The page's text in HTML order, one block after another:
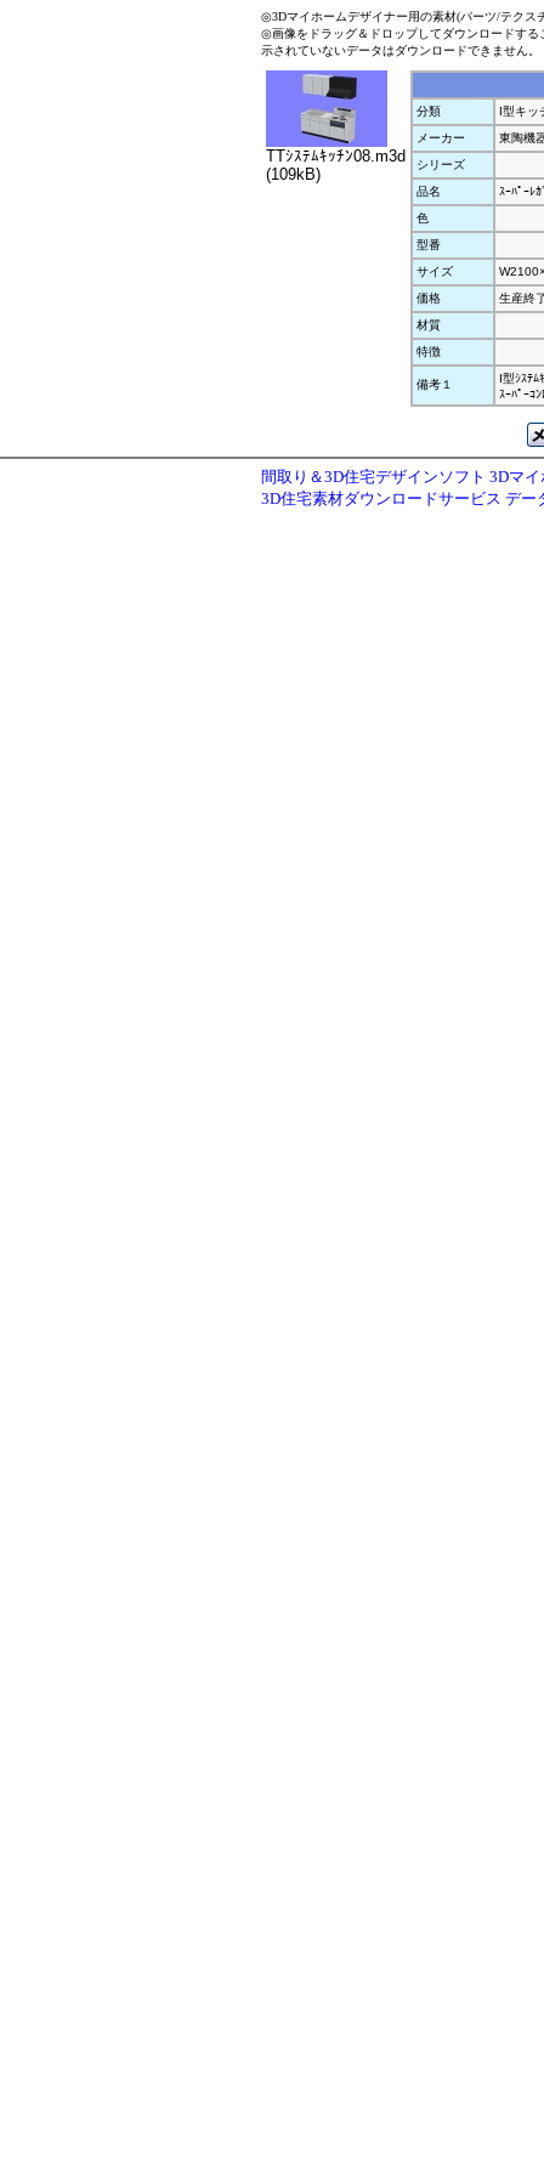
◎3Dマイホームデザイナー用の素材(パーツ/テクス
◎画像をドラッグ＆ドロップしてダウンロードす
示されていないデータはダウンロードできません。
TTｼｽﾃﾑｷｯﾁﾝ08.m3d
(109kB)
分類
I型キッ
メーカー
東陶機
シリーズ
品名
ｽｰﾊﾟｰﾚ
色
型番
サイズ
価格
生産終
材質
特徴
備考１
I型ｼｽﾃﾑ
ｽｰﾊﾟｰｺ
間取り＆3D住宅デザインソフト 3Dマ
3D住宅素材ダウンロードサービス デー